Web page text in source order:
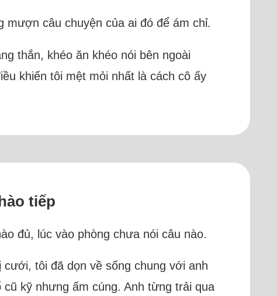
mượn câu chuyện của ai đó để ám chỉ.
thắn, khéo ăn khéo nói bên ngoài
khiến tôi mệt mỏi nhất là cách cô ấy
tiếp
đủ, lúc vào phòng chưa nói câu nào.
tôi đã dọn về sống chung với anh
kỹ nhưng ấm cúng. Anh từng trải qua